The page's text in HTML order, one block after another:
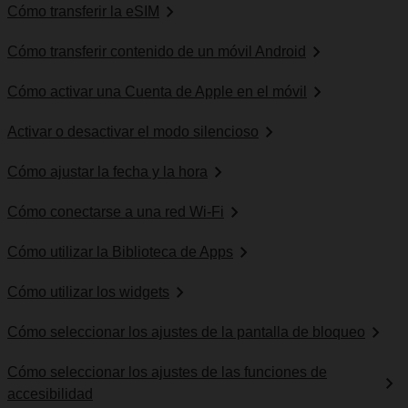
Cómo transferir la eSIM
Cómo transferir contenido de un móvil Android
Cómo activar una Cuenta de Apple en el móvil
Activar o desactivar el modo silencioso
Cómo ajustar la fecha y la hora
Cómo conectarse a una red Wi-Fi
Cómo utilizar la Biblioteca de Apps
Cómo utilizar los widgets
Cómo seleccionar los ajustes de la pantalla de bloqueo
Cómo seleccionar los ajustes de las funciones de
accesibilidad